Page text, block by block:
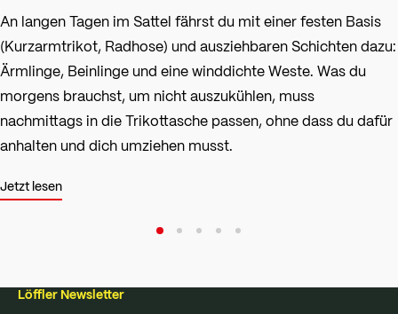
An langen Tagen im Sattel fährst du mit einer festen Basis
(Kurzarmtrikot, Radhose) und ausziehbaren Schichten dazu:
Ärmlinge, Beinlinge und eine winddichte Weste. Was du
morgens brauchst, um nicht auszukühlen, muss
nachmittags in die Trikottasche passen, ohne dass du dafür
anhalten und dich umziehen musst.
Jetzt lesen
Löffler Newsletter